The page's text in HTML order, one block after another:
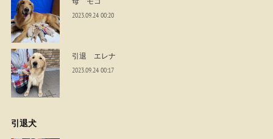
2023.09.24 00:20
引退 エレナ
2023.09.24 00:17
引退犬